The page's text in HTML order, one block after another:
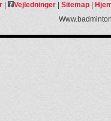
| Vejledninger| Sitemap|